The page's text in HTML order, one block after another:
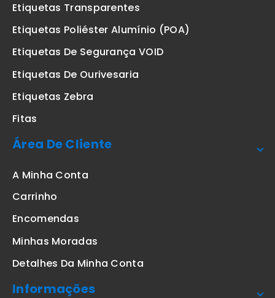
Etiquetas Transparentes
Etiquetas Poliéster Alumínio (POA)
Etiquetas De Segurança VOID
Etiquetas De Ourivesaria
Etiquetas Zebra
Fitas
Área De Cliente
A Minha Conta
Carrinho
Encomendas
Minhas Moradas
Detalhes Da Minha Conta
Informações